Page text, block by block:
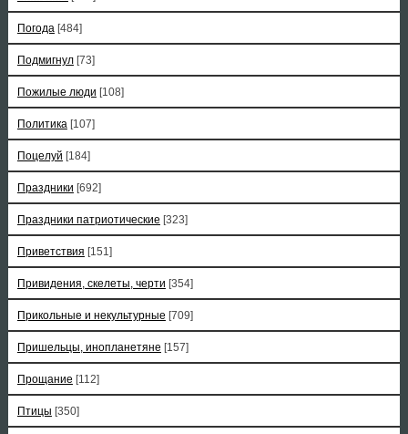
Погода [484]
Подмигнул [73]
Пожилые люди [108]
Политика [107]
Поцелуй [184]
Праздники [692]
Праздники патриотические [323]
Приветствия [151]
Привидения, скелеты, черти [354]
Прикольные и некультурные [709]
Пришельцы, инопланетяне [157]
Прощание [112]
Птицы [350]